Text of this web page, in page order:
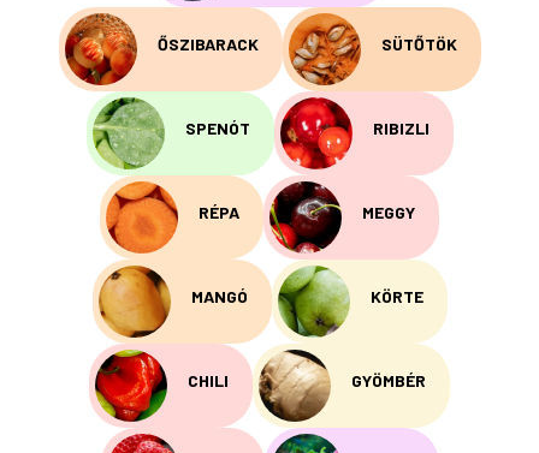
ŐSZIBARACK SÜTŐTÖK
SPENÓT RIBIZLI
RÉPA MEGGY
MANGÓ KÖRTE
CHILI GYÖMBÉR